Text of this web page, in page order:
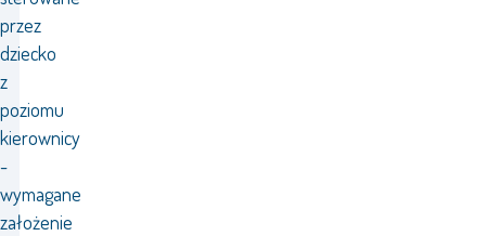
przez
dziecko
z
poziomu
kierownicy
-
wymagane
założenie